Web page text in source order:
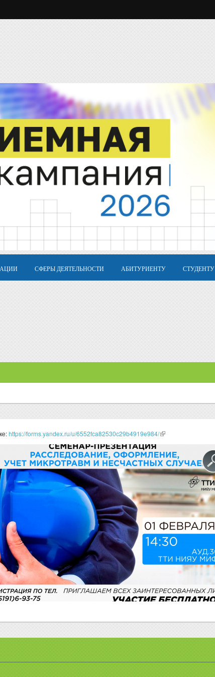
СФЕРЫ ДЕЯТЕЛЬНОСТИ АБИТУРИЕНТУ СТУДЕНТУ
https://forms.yandex.ru/u/6552fca82530c29b4919e984/(link is external)